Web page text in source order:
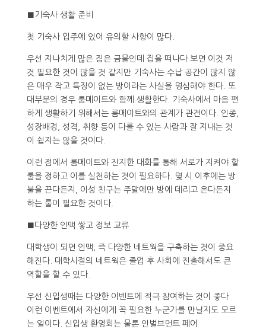
■기숙사 생활 준비
첫 기숙사 입주에 있어 유의할 사항이 많다.
우선 지나치게 많은 짐은 금물인데 집을 떠나다 보면 이것 저
것 필요한 것이 많을 것 같지만 기숙사는 수납 공간이 많지 않
은 매우 작고 특징이 없는 방이라는 사실을 명심해야 한다. 또
대부분의 경우 룸메이트와 함께 생활한다. 기숙사에서 마음 편
하게 생활하기 위해서는 룸메이트와의 관계가 관건이다. 인종,
성장배경, 성격, 취향 등이 다를 수 있는 사람과 잘 지내는 것
이 쉽지는 않을 것이다.
이런 점에서 룸메이트와 진지한 대화를 통해 서로가 지켜야 할
룰을 정하고 이를 실천하는 것이 필요하다. 몇 시 이후에는 방
불을 끈다든지, 이성 친구는 주말에만 방에 데리고 온다든지
하는 룰이 필요한 것이다.
■다양한 인맥 쌓고 정보 교류
대학생이 되면 인맥, 즉 다양한 네트웍을 구축하는 것이 중요
해진다. 대학시절의 네트웍은 졸업 후 사회에 진출해서도 큰
역할을 할 수 있다.
우선 신입생때는 다양한 이벤트에 적극 참여하는 것이 좋다.
이런 이벤트에서 자신에게 꼭 필요한 누군가를 만날지도 모르
는 일이다. 신입생 환영회는 물론 인벌브먼트 페어